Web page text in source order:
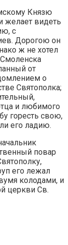
Князю
желает видеть
с
Дорогою он
ж не хотел
от
о
Святополка;
и любимого
горесть свою,
его ладию.
повар
его лежал
колодами, и
церкви Св.